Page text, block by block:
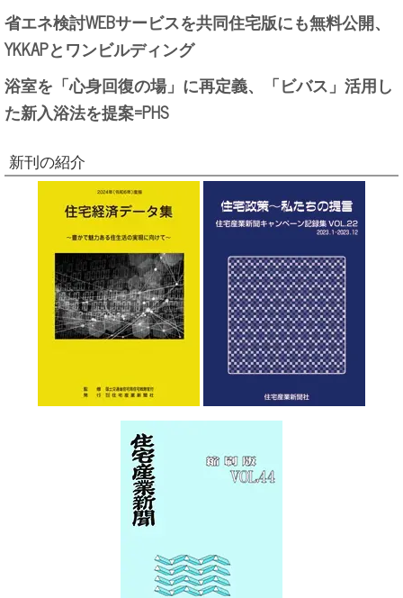
省エネ検討WEBサービスを共同住宅版にも無料公開、
YKKAPとワンビルディング
浴室を「心身回復の場」に再定義、「ビバス」活用し
た新入浴法を提案=PHS
新刊の紹介